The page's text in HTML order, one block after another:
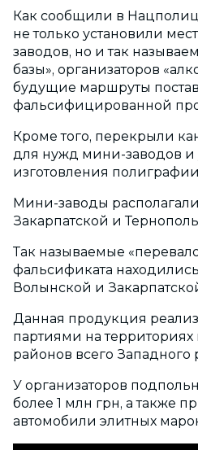
Как сообщили в
не только установили
заводов, но и так
базы», организаторов
будущие маршруты
фальсифицированной
Кроме того, перекрыли
для нужд мини-заводов и
изготовления
Мини-заводы
Закарпатской и
Так называемые
фальсификата
Волынской и
Данная продукция
партиями на
районов всего Западного
У организаторов
более 1 млн грн, а также
автомобили элитных